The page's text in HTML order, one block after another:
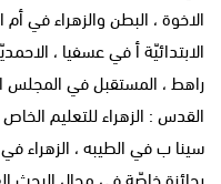
الاخوة ، البطن والزهراء في
سينا ب في الطيبه ، الزهراء